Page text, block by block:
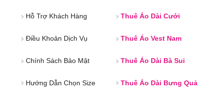
Hỗ Trợ Khách Hàng
Điều Khoản Dịch Vụ
Chính Sách Bảo Mật
Hướng Dẫn Chọn Size
Thuê Áo Dài Cưới
Thuê Áo Vest Nam
Thuê Áo Dài Bà Sui
Thuê Áo Dài Bưng Quả